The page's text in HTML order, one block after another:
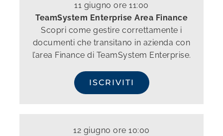
11 giugno ore 11:00
TeamSystem Enterprise Area Finance
Scopri come gestire correttamente i
documenti che transitano in azienda con
l’area Finance di TeamSystem Enterprise.
ISCRIVITI
12 giugno ore 10:00